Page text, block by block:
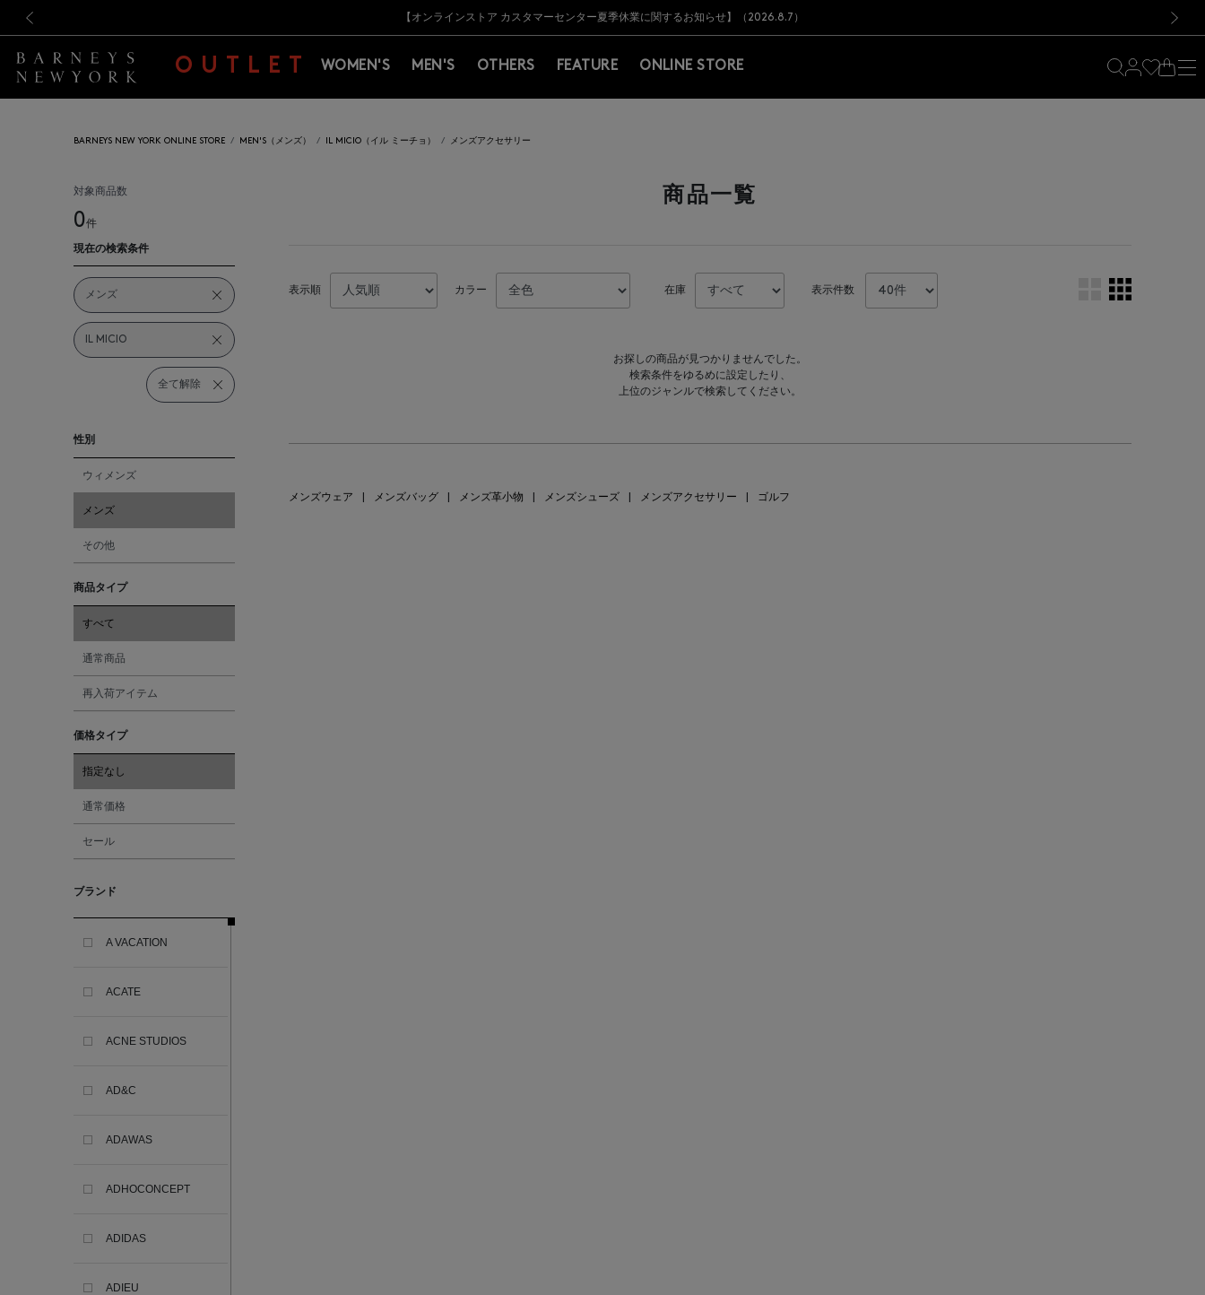
新規登録のお客様も対象！＜MY BARNEYS＞会員のお客様は11,000円（税込）以上のお買上げで常時送料無料！お買い物の際は会員登録を！
【夏季休業に伴う出荷一時停止のお知らせ】(2026.8.7)
【オンラインストア カスタマーセンター夏季休業に関するお知らせ】（2026.8.7）
【夏季休業に伴う返品・交換承り一時停止のお知らせ】（2026.8.5）
熊本県を中心とした地震の影響によるお荷物のお届けについて
【開催中】SUMMER SALEのご案内・ご注意事項
新規登録のお客様も対象！＜MY BARNEYS＞会員のお客様は11,000円（税込）以上のお買上げで常時送料無料！お買い物の際は会員登録を！
【夏季休業に伴う出荷一時停止のお知らせ】(2026.8.7)
OUTLET WOMEN'S MEN'S OTHERS FEATURE ONLINE STORE
BARNEYS NEW YORK ONLINE STORE MEN'S（メンズ） IL MICIO（イル ミーチョ） メンズアクセサリー
対象商品数
0件
現在の検索条件
メンズ
IL MICIO
全て解除
性別
ウィメンズ
メンズ
その他
商品タイプ
すべて
通常商品
再入荷アイテム
価格タイプ
指定なし
通常価格
セール
ブランド
A VACATION
ACATE
ACNE STUDIOS
AD&C
ADAWAS
ADHOCONCEPT
ADIDAS
ADIEU
商品一覧
表示順 カラー 在庫 表示件数
お探しの商品が見つかりませんでした。
検索条件をゆるめに設定したり、
上位のジャンルで検索してください。
メンズウェア メンズバッグ メンズ革小物 メンズシューズ メンズアクセサリー ゴルフ